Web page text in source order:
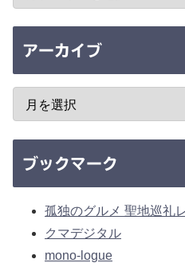
アーカイブ
ブックマーク
孤独のグルメ 聖地巡礼
クマデジタル
mono-logue